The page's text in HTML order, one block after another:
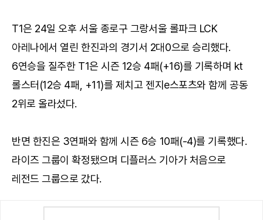
T1은 24일 오후 서울 종로구 그랑서울 롤파크 LCK
아레나에서 열린 한진과의 경기서 2대0으로 승리했다.
6연승을 질주한 T1은 시즌 12승 4패(+16)를 기록하며 kt
롤스터(12승 4패, +11)를 제치고 젠지e스포츠와 함께 공동
2위로 올라섰다.
반면 한진은 3연패와 함께 시즌 6승 10패(-4)를 기록했다.
라이즈 그룹이 확정됐으며 디플러스 기아가 처음으로
레전드 그룹으로 갔다.